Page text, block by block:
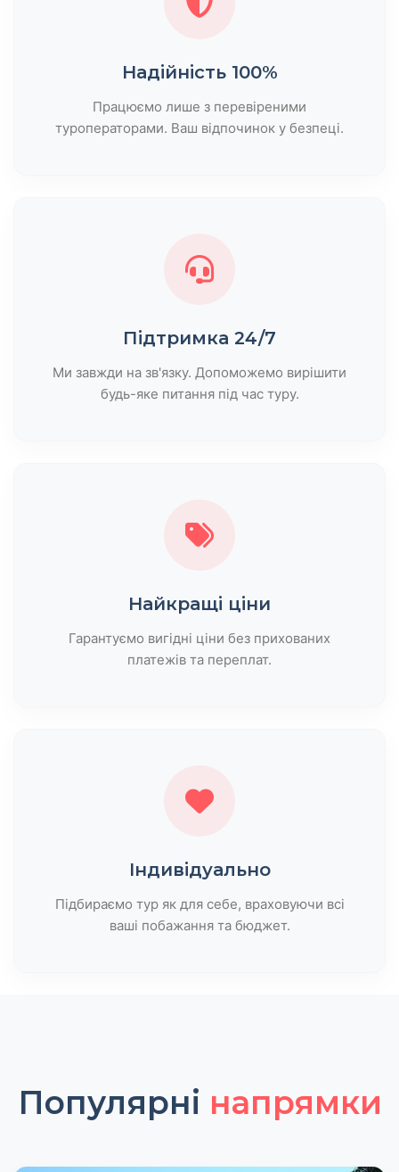
Надійність 100%
Працюємо лише з перевіреними
туроператорами. Ваш відпочинок у безпеці.
Підтримка 24/7
Ми завжди на зв'язку. Допоможемо вирішити
будь-яке питання під час туру.
Найкращі ціни
Гарантуємо вигідні ціни без прихованих
платежів та переплат.
Індивідуально
Підбираємо тур як для себе, враховуючи всі
ваші побажання та бюджет.
Популярні напрямки